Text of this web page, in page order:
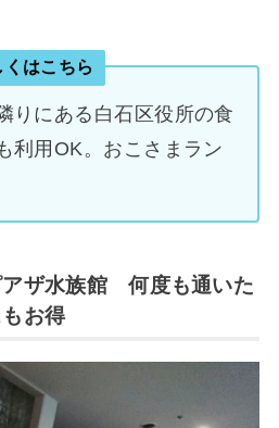
はこちら
りにある白石区役所の食
利用OK。おこさまラン
ザ水族館 何度も通いた
お得